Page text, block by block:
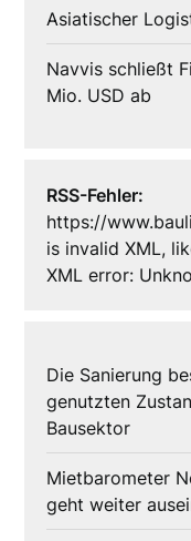
Asiatischer
Navvis schließt
Mio. USD ab
RSS-Fehler:
https://
is invalid XML,
XML error:
Die Sanierung
genutzten
Bausektor
Mietbarometer
geht weiter